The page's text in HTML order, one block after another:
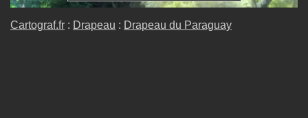
Cartograf.fr : Drapeau : Drapeau du Paraguay